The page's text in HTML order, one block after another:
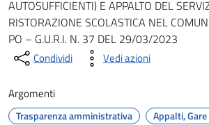
AUTOSUFFICIENTI) E APPALTO DEL
RISTORAZIONE SCOLASTICA NEL
PO – G.U.R.I. N. 37 DEL 29/03/2023
Condividi Vedi azioni
Argomenti
Trasparenza amministrativa Appalti,